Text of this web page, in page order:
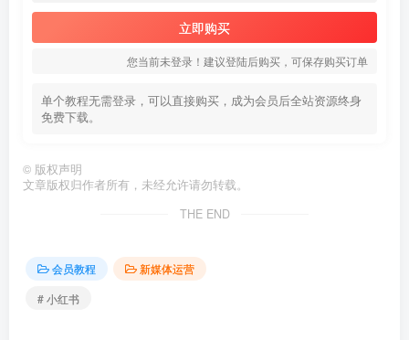
立即购买
您当前未登录！建议登陆后购买，可保存购买订单
单个教程无需登录，可以直接购买，成为会员后全站资源终身
免费下载。
© 版权声明
文章版权归作者所有，未经允许请勿转载。
THE END
会员教程
新媒体运营
# 小红书